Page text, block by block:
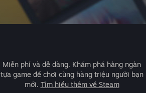
Miễn phí và dễ dàng. Khám phá hàng ngàn
tựa game để chơi cùng hàng triệu người bạn
mới. Tìm hiểu thêm về Steam